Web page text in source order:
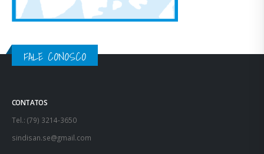
FALE CONOSCO
CONTATOS
Tel.: (79) 3214-3650
sindisan.se@gmail.com